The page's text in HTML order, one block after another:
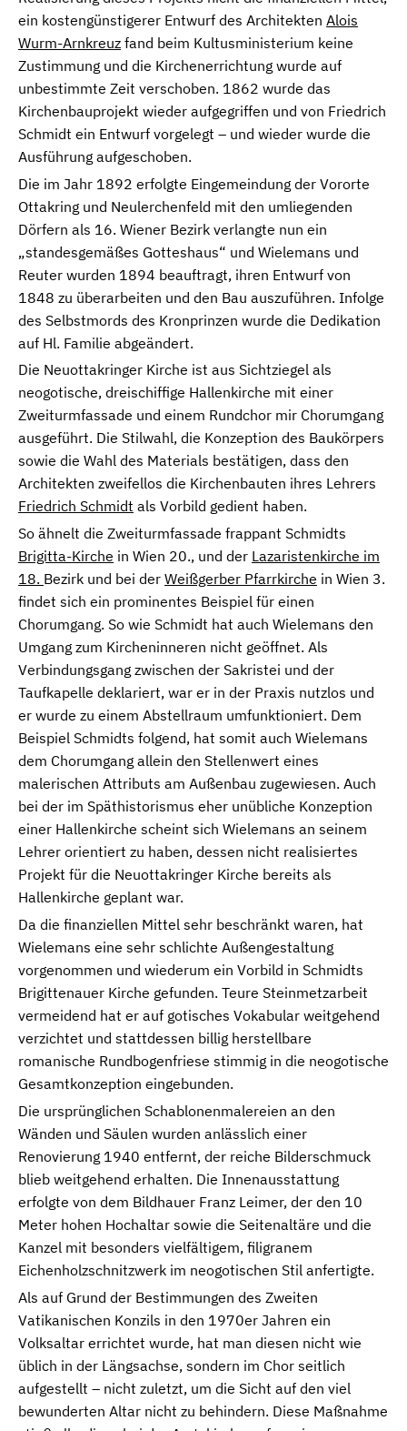
ein kostengünstigerer Entwurf des Architekten Alois
Wurm-Arnkreuz fand beim Kultusministerium keine
Zustimmung und die Kirchenerrichtung wurde auf
unbestimmte Zeit verschoben. 1862 wurde das
Kirchenbauprojekt wieder aufgegriffen und von Friedrich
Schmidt ein Entwurf vorgelegt – und wieder wurde die
Ausführung aufgeschoben.
Die im Jahr 1892 erfolgte Eingemeindung der Vororte
Ottakring und Neulerchenfeld mit den umliegenden
Dörfern als 16. Wiener Bezirk verlangte nun ein
„standesgemäßes Gotteshaus“ und Wielemans und
Reuter wurden 1894 beauftragt, ihren Entwurf von
1848 zu überarbeiten und den Bau auszuführen. Infolge
des Selbstmords des Kronprinzen wurde die Dedikation
auf Hl. Familie abgeändert.
Die Neuottakringer Kirche ist aus Sichtziegel als
neogotische, dreischiffige Hallenkirche mit einer
Zweiturmfassade und einem Rundchor mir Chorumgang
ausgeführt. Die Stilwahl, die Konzeption des Baukörpers
sowie die Wahl des Materials bestätigen, dass den
Architekten zweifellos die Kirchenbauten ihres Lehrers
Friedrich Schmidt als Vorbild gedient haben.
So ähnelt die Zweiturmfassade frappant Schmidts
Brigitta-Kirche in Wien 20., und der Lazaristenkirche im
18. Bezirk und bei der Weißgerber Pfarrkirche in Wien 3.
findet sich ein prominentes Beispiel für einen
Chorumgang. So wie Schmidt hat auch Wielemans den
Umgang zum Kircheninneren nicht geöffnet. Als
Verbindungsgang zwischen der Sakristei und der
Taufkapelle deklariert, war er in der Praxis nutzlos und
er wurde zu einem Abstellraum umfunktioniert. Dem
Beispiel Schmidts folgend, hat somit auch Wielemans
dem Chorumgang allein den Stellenwert eines
malerischen Attributs am Außenbau zugewiesen. Auch
bei der im Späthistorismus eher unübliche Konzeption
einer Hallenkirche scheint sich Wielemans an seinem
Lehrer orientiert zu haben, dessen nicht realisiertes
Projekt für die Neuottakringer Kirche bereits als
Hallenkirche geplant war.
Da die finanziellen Mittel sehr beschränkt waren, hat
Wielemans eine sehr schlichte Außengestaltung
vorgenommen und wiederum ein Vorbild in Schmidts
Brigittenauer Kirche gefunden. Teure Steinmetzarbeit
vermeidend hat er auf gotisches Vokabular weitgehend
verzichtet und stattdessen billig herstellbare
romanische Rundbogenfriese stimmig in die neogotische
Gesamtkonzeption eingebunden.
Die ursprünglichen Schablonenmalereien an den
Wänden und Säulen wurden anlässlich einer
Renovierung 1940 entfernt, der reiche Bilderschmuck
blieb weitgehend erhalten. Die Innenausstattung
erfolgte von dem Bildhauer Franz Leimer, der den 10
Meter hohen Hochaltar sowie die Seitenaltäre und die
Kanzel mit besonders vielfältigem, filigranem
Eichenholzschnitzwerk im neogotischen Stil anfertigte.
Als auf Grund der Bestimmungen des Zweiten
Vatikanischen Konzils in den 1970er Jahren ein
Volksaltar errichtet wurde, hat man diesen nicht wie
üblich in der Längsachse, sondern im Chor seitlich
aufgestellt – nicht zuletzt, um die Sicht auf den viel
bewunderten Altar nicht zu behindern. Diese Maßnahme